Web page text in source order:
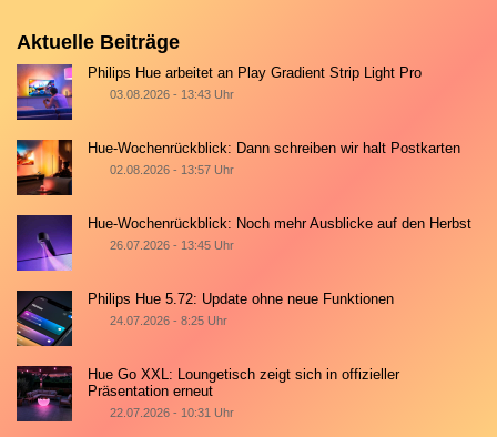
Aktuelle Beiträge
Philips Hue arbeitet an Play Gradient Strip Light Pro
03.08.2026 - 13:43 Uhr
Hue-Wochenrückblick: Dann schreiben wir halt Postkarten
02.08.2026 - 13:57 Uhr
Hue-Wochenrückblick: Noch mehr Ausblicke auf den Herbst
26.07.2026 - 13:45 Uhr
Philips Hue 5.72: Update ohne neue Funktionen
24.07.2026 - 8:25 Uhr
Hue Go XXL: Loungetisch zeigt sich in offizieller
Präsentation erneut
22.07.2026 - 10:31 Uhr